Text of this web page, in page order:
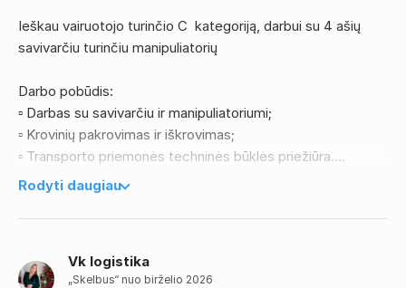
Vk logistika
„Skelbus“ nuo birželio 2026
Ieškau vairuotojo turinčio C kategoriją, darbui su 4 ašių
savivarčiu turinčiu manipuliatorių
Darbo pobūdis:
▫️ Darbas su savivarčiu ir manipuliatoriumi;
▫️ Krovinių pakrovimas ir iškrovimas;
▫️ Transporto priemonės techninės būklės priežiūra.
Reikalavimai:
▫️Darbo su manipuliatoriumi patirtis – privalumas. Jeigu reikia
📞 Dėl išsamesnės informacijos kreiptis telefonu:
Rodyti daugiau